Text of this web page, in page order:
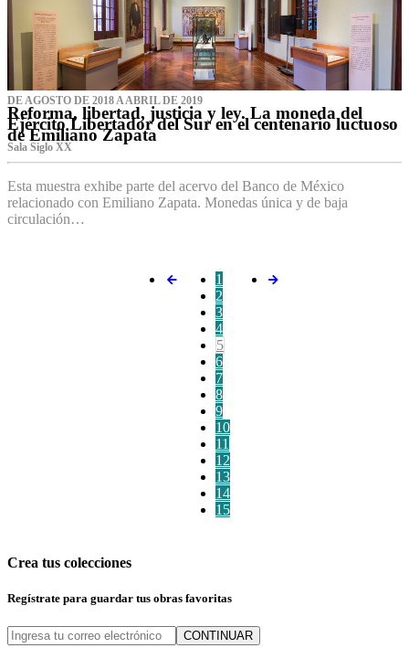
DE AGOSTO DE 2018 A ABRIL DE 2019
Reforma, libertad, justicia y ley. La moneda del
Ejército Libertador del Sur en el centenario luctuoso
de Emiliano Zapata
Sala Siglo XX
Esta muestra exhibe parte del acervo del Banco de México
relacionado con Emiliano Zapata. Monedas única y de baja
circulación…
1
2
3
4
5
6
7
8
9
10
11
12
13
14
15
Crea tus colecciones
Regístrate para guardar tus obras favoritas
CONTINUAR